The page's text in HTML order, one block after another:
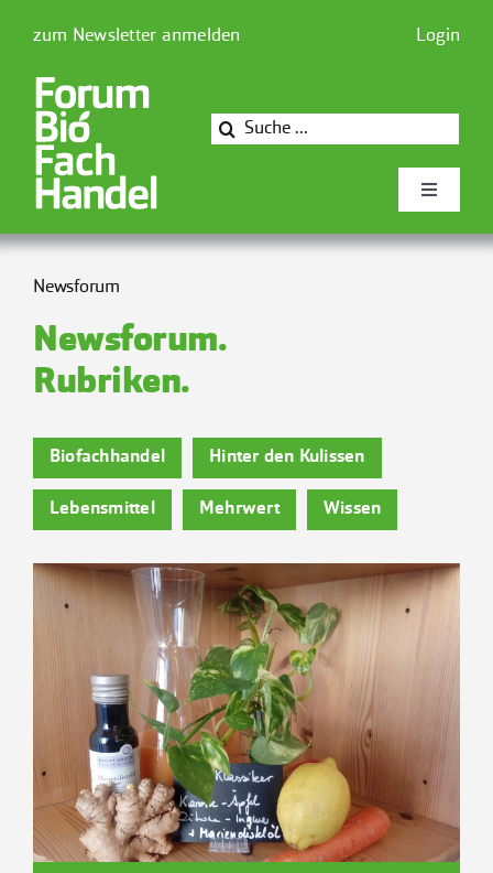
Inhaltzum Newsletter anmelden Login
Suche
Toggle
Forum Biofachhandel
Presse
Kontakt
Newsforum
Newsforum.
Rubriken.
Biofachhandel Hinter den Kulissen
Lebensmittel Mehrwert Wissen